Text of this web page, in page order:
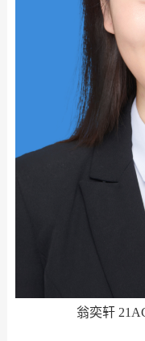
翁奕轩